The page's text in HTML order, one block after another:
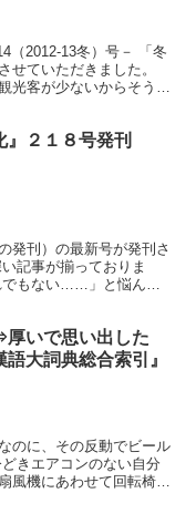
（2012-13冬）号－ 「冬
せていただきました。
光客が少ないからそうや
』２１８号発刊
発刊）の最新号が発刊さ
記事が揃っておりま
でもない……」と悩んだ
いで思い出した
大詞典総合索引』
のに、その反動でビール
きエアコンのない自分
風機にあわせて回転椅子